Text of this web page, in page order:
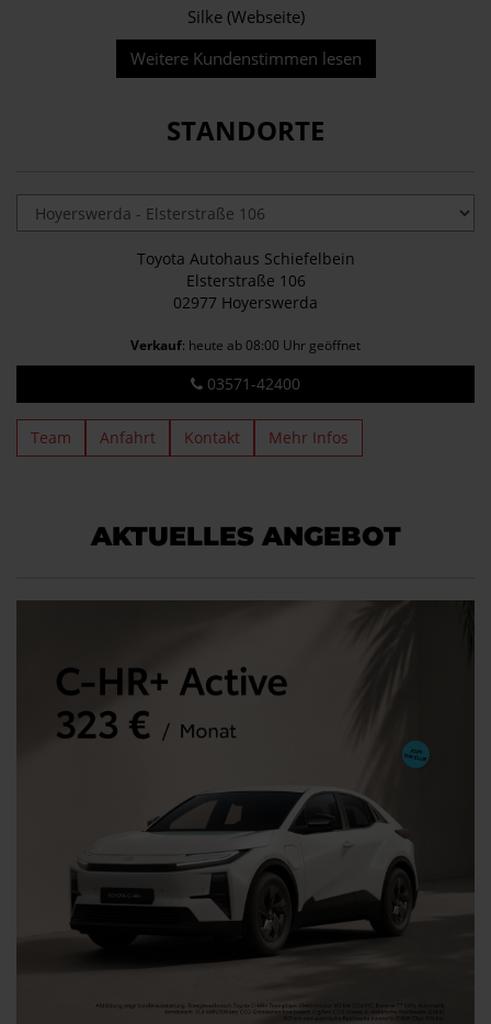
Silke (Webseite)
Weitere Kundenstimmen lesen
STANDORTE
Toyota Autohaus Schiefelbein
Elsterstraße 106
02977 Hoyerswerda
Verkauf: heute ab 08:00 Uhr geöffnet
03571-42400
Team Anfahrt Kontakt Mehr Infos
AKTUELLES ANGEBOT